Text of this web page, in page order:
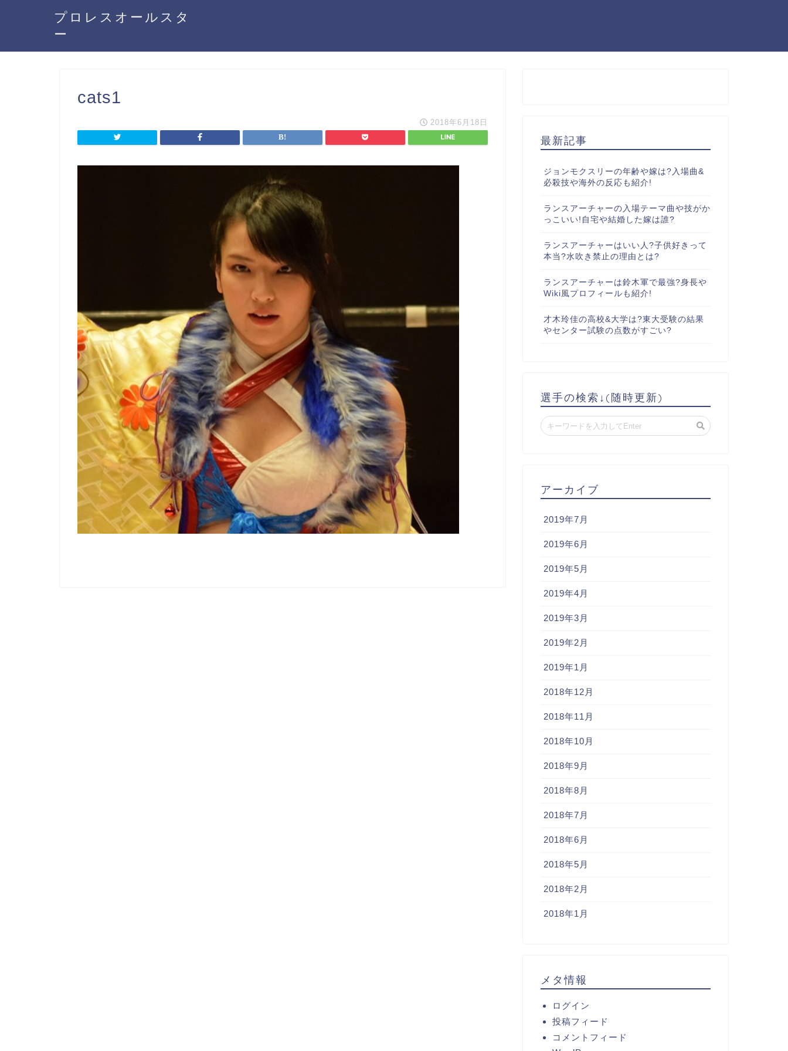
プロレスオールスタ
ー
cats1
2018年6月18日
最新記事
ジョンモクスリーの年齢や嫁は?入場曲&
必殺技や海外の反応も紹介!
ランスアーチャーの入場テーマ曲や技がか
っこいい!自宅や結婚した嫁は誰?
ランスアーチャーはいい人?子供好きって
本当?水吹き禁止の理由とは?
ランスアーチャーは鈴木軍で最強?身長や
Wiki風プロフィールも紹介!
才木玲佳の高校&大学は?東大受験の結果
やセンター試験の点数がすごい?
選手の検索↓(随時更新)
アーカイブ
2019年7月
2019年6月
2019年5月
2019年4月
2019年3月
2019年2月
2019年1月
2018年12月
2018年11月
2018年10月
2018年9月
2018年8月
2018年7月
2018年6月
2018年5月
2018年2月
2018年1月
メタ情報
ログイン
投稿フィード
コメントフィード